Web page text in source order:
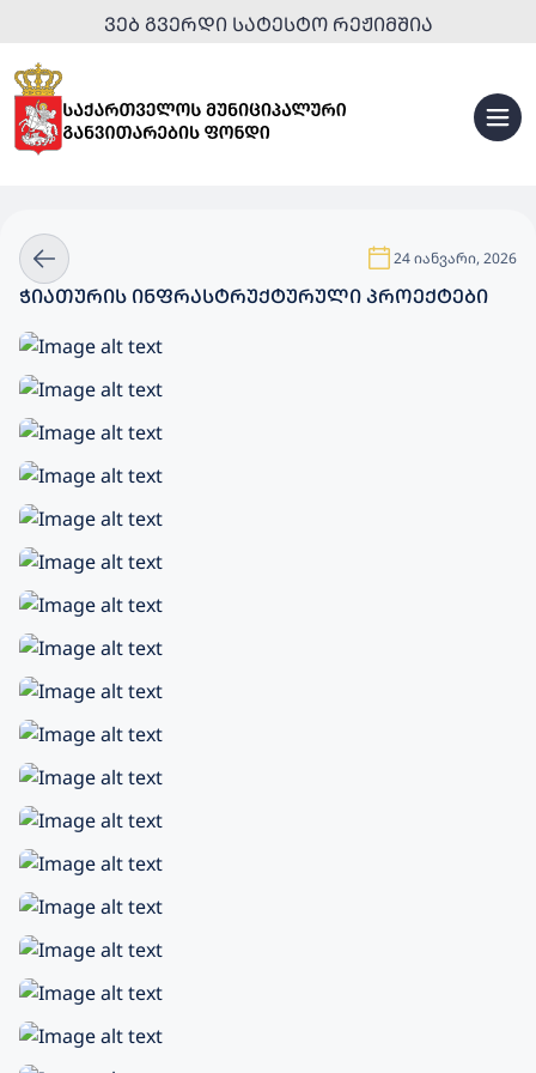
ᲕᲔᲑ ᲒᲕᲔᲠᲓᲘ ᲡᲐᲢᲔᲡᲢᲝ ᲠᲔᲟᲘᲛᲨᲘᲐ
24 იანვარი, 2026
ᲭᲘᲐᲗᲣᲠᲘᲡ ᲘᲜᲤᲠᲐᲡᲢᲠᲣᲥᲢᲣᲠᲣᲚᲘ ᲞᲠᲝᲔᲥᲢᲔᲑᲘ